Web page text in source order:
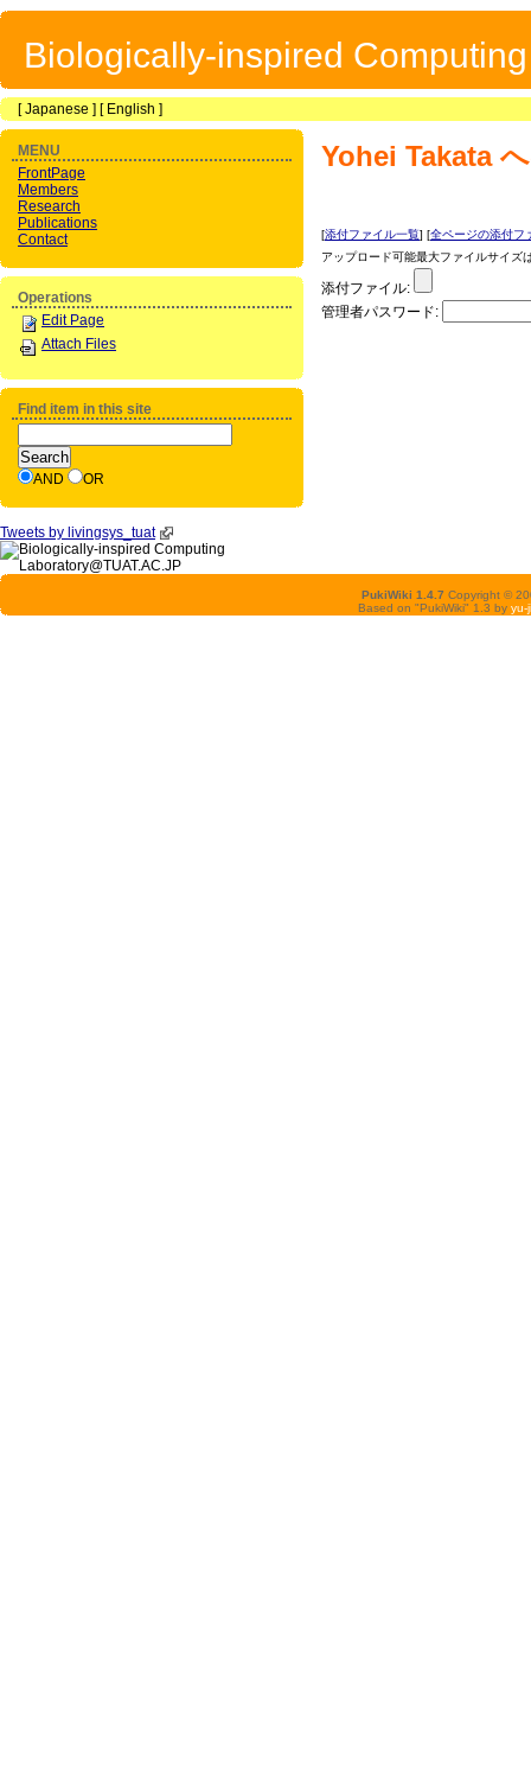
Biologically-inspired
[Japanese ] [ English ]
Yohei Takataへ
[添付ファイル一覧] [全ページの添付フ
アップロード可能最大ファイルサイズ
添付ファイル:
管理者パスワード:
MENU
FrontPage
Members
Research
Publications
Contact
Operations
Edit Page
Attach Files
Find item in this site
AND OR
Tweets by livingsys_tuat
PukiWiki 1.4.7 Copyright ©
Based on "PukiWiki" 1.3 by yu-ji